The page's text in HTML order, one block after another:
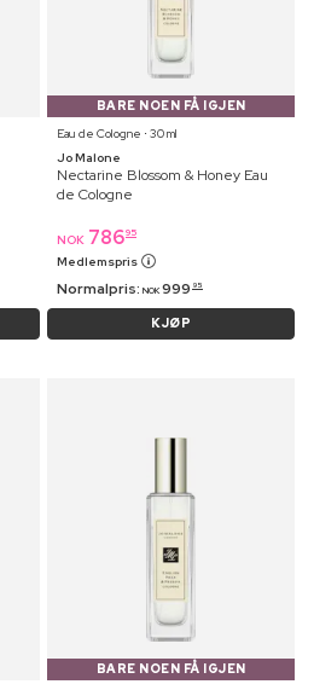
BARE NOEN FÅ IGJEN
Eau de Cologne ⋅ 30 ml
Jo Malone
Nectarine Blossom & Honey Eau
de Cologne
NOK 78695
Medlemspris
Normalpris: NOK 999 95
KJØP
BARE NOEN FÅ IGJEN